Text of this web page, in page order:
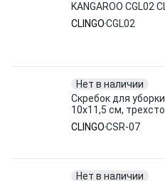
KANGAROO CGL02
CLINGOCGL02
Нет в наличии
Скребок для
10x11,5 см,
CLINGOCSR-07
Нет в наличии